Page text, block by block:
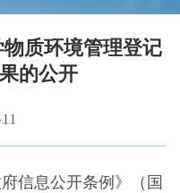
质环境管理登记
的公开
息公开条例》（国